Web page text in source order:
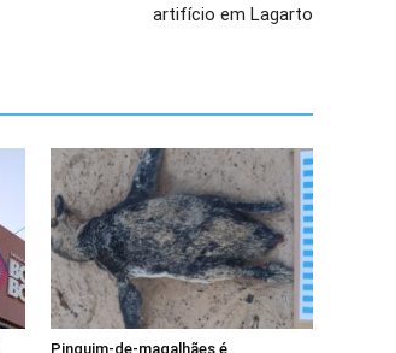
artifício em Lagarto
Pinguim-de-magalhães é